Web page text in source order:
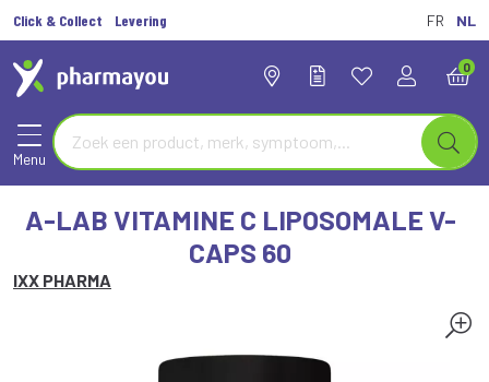
Click & Collect Levering FR NL
0
Menu
A-LAB VITAMINE C LIPOSOMALE V-
CAPS 60
IXX PHARMA